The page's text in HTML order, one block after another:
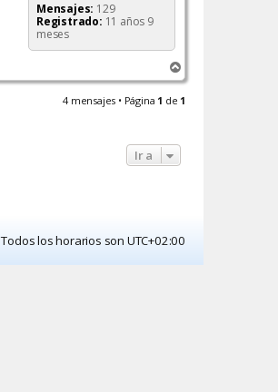
Mensajes: 129
Registrado: 11 años 9
meses
r
r
4 mensajes • Página 1 de 1
Ir a
Todos los horarios son UTC+02:00